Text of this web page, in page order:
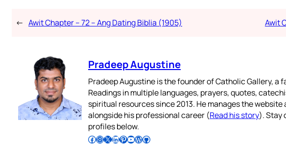
← Awit Chapter – 72 – Ang Dating Biblia (1905) Awit
Pradeep Augustine
Pradeep Augustine is the founder of Catholic Gallery,
Readings in multiple languages, prayers, quotes,
spiritual resources since 2013. He manages the
alongside his professional career (Read his story). Stay
profiles below.
Follow Pradeep on Facebook Follow Pradeep on InstagramFollow Pradeep on X Follow Pradeep on LinkedIn Follow Pradeep on Pinterest Subscribe to Pradeep’s Youtube Channel Follow Pradeep on WordPress Follow Pradeep on GitHub